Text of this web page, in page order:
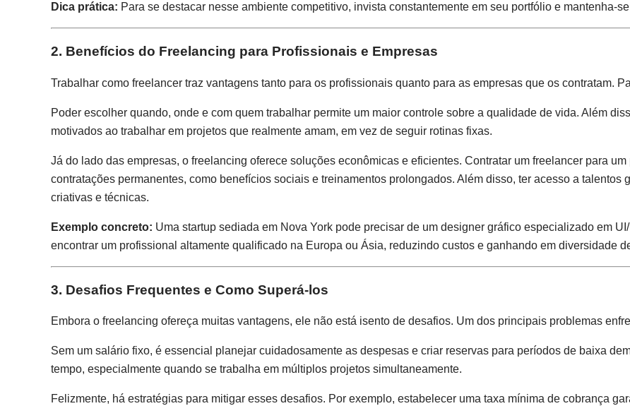
Dica prática: Para se destacar nesse ambiente competitivo, invista constantemente em seu portfólio e mantenha-
2. Benefícios do Freelancing para Profissionais e Empresas
Trabalhar como freelancer traz vantagens tanto para os profissionais quanto para as empresas que os contratam.
Poder escolher quando, onde e com quem trabalhar permite um maior controle sobre a qualidade de vida. Além
motivados ao trabalhar em projetos que realmente amam, em vez de seguir rotinas fixas.
Já do lado das empresas, o freelancing oferece soluções econômicas e eficientes. Contratar um freelancer para
contratações permanentes, como benefícios sociais e treinamentos prolongados. Além disso, ter acesso a
criativas e técnicas.
Exemplo concreto: Uma startup sediada em Nova York pode precisar de um designer gráfico especializado em
encontrar um profissional altamente qualificado na Europa ou Ásia, reduzindo custos e ganhando em diversidade
3. Desafios Frequentes e Como Superá-los
Embora o freelancing ofereça muitas vantagens, ele não está isento de desafios. Um dos principais problemas
Sem um salário fixo, é essencial planejar cuidadosamente as despesas e criar reservas para períodos de baixa
tempo, especialmente quando se trabalha em múltiplos projetos simultaneamente.
Felizmente, há estratégias para mitigar esses desafios. Por exemplo, estabelecer uma taxa mínima de cobrança